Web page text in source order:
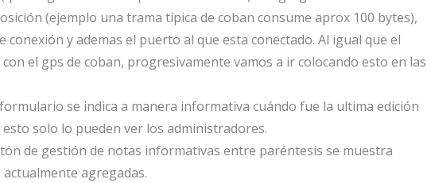
(ejemplo una trama típica de coban consume aprox 100 bytes),
conexión y ademas el puerto al que esta conectado. Al igual que el
el gps de coban, progresivamente vamos a ir colocando esto en las
se indica a manera informativa cuándo fue la ultima edición
solo lo pueden ver los administradores.
de gestión de notas informativas entre paréntesis se muestra
agregadas.